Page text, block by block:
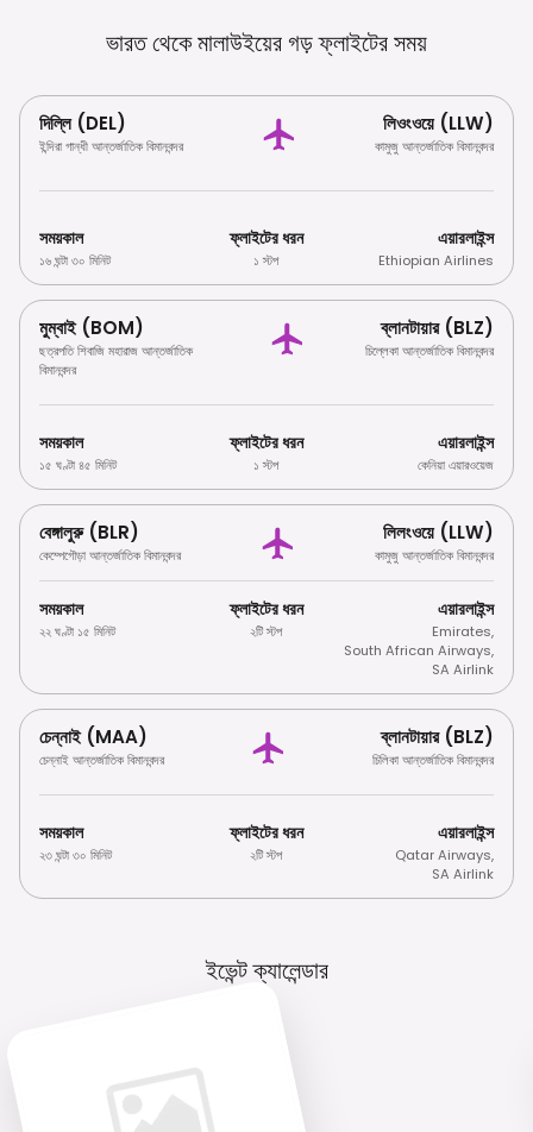
ভারত থেকে মালাউইয়ের গড় ফ্লাইটেরসময়
দিল্লি (DEL)
ইন্দিরা গান্ধী আন্তর্জাতিক বিমানবন্দর
লিওংওয়ে (LLW)
কামুজু আন্তর্জাতিক বিমানবন্দর
সময়কাল
১৬ ঘন্টা ৩০ মিনিট
ফ্লাইটের ধরন
১ স্টপ
এয়ারলাইন্স
Ethiopian Airlines
মুম্বাই (BOM)
ছত্রপতি শিবাজি মহারাজ আন্তর্জাতিক
বিমানবন্দর
ব্লানটায়ার (BLZ)
চিল্লেকা আন্তর্জাতিক বিমানবন্দর
সময়কাল
১৫ ঘণ্টা ৪৫ মিনিট
ফ্লাইটের ধরন
১ স্টপ
এয়ারলাইন্স
কেনিয়া এয়ারওয়েজ
বেঙ্গালুরু (BLR)
কেম্পেগৌড়া আন্তর্জাতিক বিমানবন্দর
লিলংওয়ে (LLW)
কামুজু আন্তর্জাতিক বিমানবন্দর
সময়কাল
২২ ঘণ্টা ১৫ মিনিট
ফ্লাইটের ধরন
২টি স্টপ
এয়ারলাইন্স
Emirates,
South African Airways,
SA Airlink
চেন্নাই (MAA)
চেন্নাই আন্তর্জাতিক বিমানবন্দর
ব্লানটায়ার (BLZ)
চিলিকা আন্তর্জাতিক বিমানবন্দর
সময়কাল
২৩ ঘন্টা ৩০ মিনিট
ফ্লাইটের ধরন
২টি স্টপ
এয়ারলাইন্স
Qatar Airways,
SA Airlink
ইভেন্ট ক্যালেন্ডার